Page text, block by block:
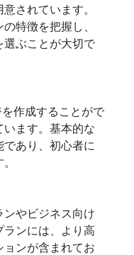
されています。
特徴を把握し、
選ぶことが大切で
作成することがで
ます。基本的な
あり、初心者に
やビジネス向け
ンには、より高
ンが含まれてお